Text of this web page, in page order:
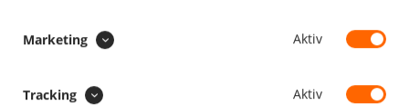
Marketing Aktiv
Tracking Aktiv